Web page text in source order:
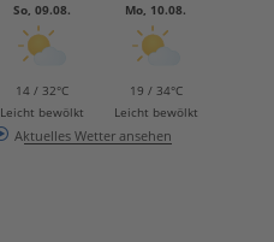
So, 09.08.
14 / 32°C
Leicht bewölkt
Mo, 10.08.
19 / 34°C
Leicht bewölkt
Aktuelles Wetter ansehen